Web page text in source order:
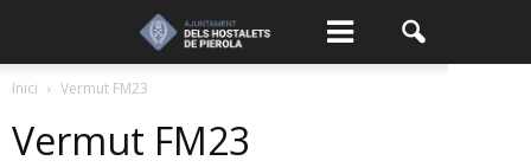
Inici Vermut FM23
Vermut FM23